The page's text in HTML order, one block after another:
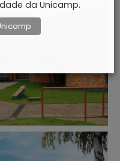
da Unicamp.